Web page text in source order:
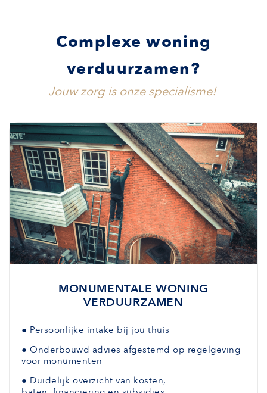
Complexe woning
verduurzamen?
Jouw zorg is onze specialisme!
MONUMENTALE WONING
VERDUURZAMEN
● Persoonlijke intake bij jou thuis
● Onderbouwd advies afgestemd op regelgeving
voor monumenten
● Duidelijk overzicht van kosten,